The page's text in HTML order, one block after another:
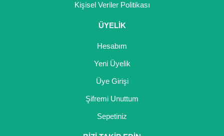
Kişisel Veriler Politikası
ÜYELİK
Hesabım
Yeni Üyelik
Üye Girişi
Şifremi Unuttum
Sepetiniz